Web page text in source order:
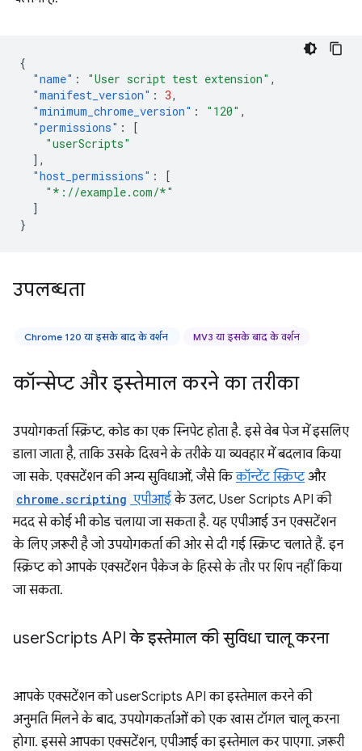
{
"name" : "User script test extension" ,
"manifest_version" : 3,
"minimum_chrome_version" : "120" ,
"permissions" :
[
"userScripts"
],
"host_permissions" :
[
"*://example.com/*"
]
}
उपलब्धता
Chrome 120 या इसके बाद के वर्शन MV3 या इसके बाद के वर्शन
कॉन्सेप्ट और इस्तेमाल करने का तरीका
उपयोगकर्ता स्क्रिप्ट, कोड का एक स्निपेट होता है. इसे वेब पेज में इसलिए
डाला जाता है, ताकि उसके दिखने के तरीके या व्यवहार में बदलाव किया
जा सके. एक्सटेंशन की अन्य सुविधाओं, जैसे किकॉन्टेंट स्क्रिप्टऔर
chrome.scripting एपीआईके उलट, User Scripts API की
मदद से कोई भी कोड चलाया जा सकता है. यह एपीआई उन एक्सटेंशन
के लिए ज़रूरी है जो उपयोगकर्ता की ओर से दी गई स्क्रिप्ट चलाते हैं. इन
स्क्रिप्ट को आपके एक्सटेंशन पैकेज के हिस्से के तौर पर शिप नहीं किया
जा सकता.
userScripts API के इस्तेमाल की सुविधा चालू करना
आपके एक्सटेंशन को userScripts API का इस्तेमाल करने की
अनुमति मिलने के बाद, उपयोगकर्ताओं को एक खास टॉगल चालू करना
होगा. इससे आपका एक्सटेंशन, एपीआई का इस्तेमाल कर पाएगा. ज़रूरी